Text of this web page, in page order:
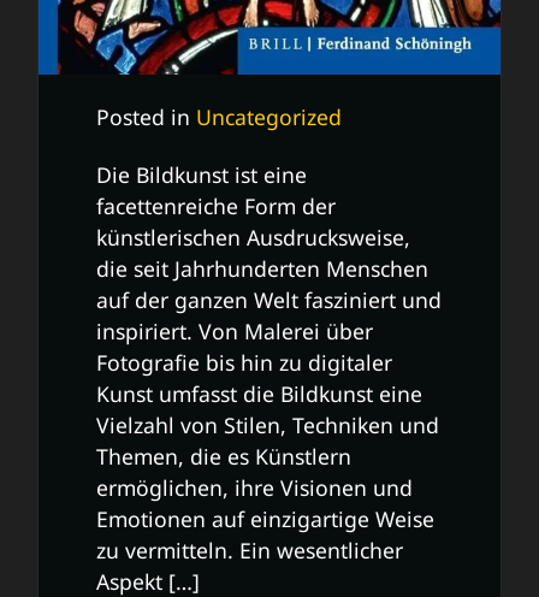
Posted in Uncategorized
Die Bildkunst ist eine
facettenreiche Form der
künstlerischen Ausdrucksweise,
die seit Jahrhunderten Menschen
auf der ganzen Welt fasziniert und
inspiriert. Von Malerei über
Fotografie bis hin zu digitaler
Kunst umfasst die Bildkunst eine
Vielzahl von Stilen, Techniken und
Themen, die es Künstlern
ermöglichen, ihre Visionen und
Emotionen auf einzigartige Weise
zu vermitteln. Ein wesentlicher
Aspekt […]